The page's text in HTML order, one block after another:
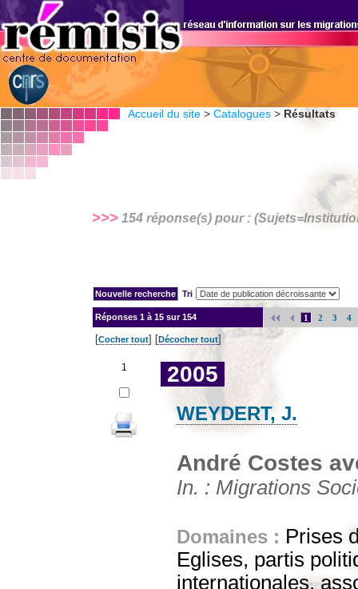
Accueil du site > Catalogues > Résultats
>>> 154 réponse(s) pour : (Sujets=
Tri
Réponses 1 à 15 sur 154 1 2 3 4
[Cocher tout] [Décocher tout]
1 2005
WEYDERT, J.
André Costes
In. : Migrations
Domaines : Prises
Eglises, partis
internationales,